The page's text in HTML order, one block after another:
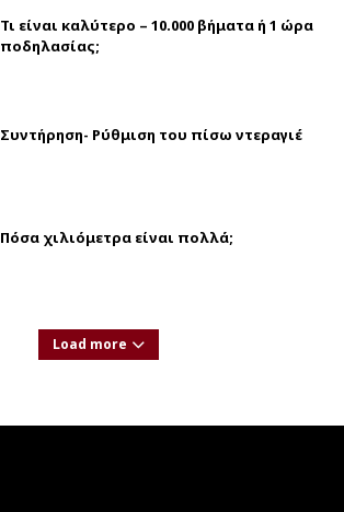
Τι είναι καλύτερο – 10.000 βήματα ή 1 ώρα
ποδηλασίας;
Συντήρηση- Ρύθμιση του πίσω ντεραγιέ
Πόσα χιλιόμετρα είναι πολλά;
Load more